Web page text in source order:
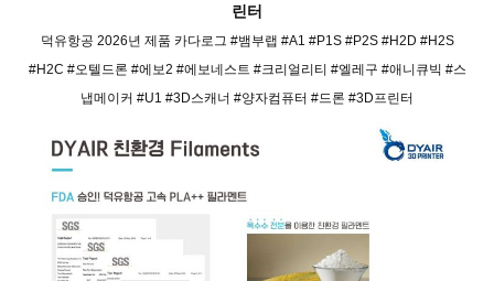
린터
덕유항공 2026년 제품 카다로그 #뱀부랩 #A1 #P1S #P2S #H2D #H2S
#H2C #오텔드론 #에보2 #에보네스트 #크리얼리티 #엘레구 #애니큐빅 #스
냅메이커 #U1 #3D스캐너 #양자컴퓨터 #드론 #3D프린터